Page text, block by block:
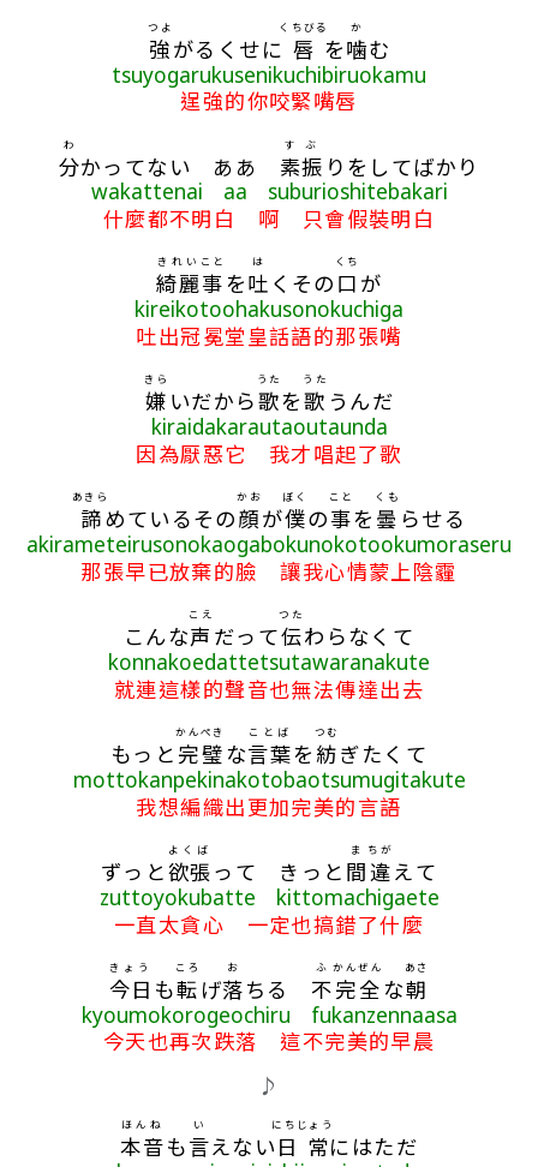
強
つよ
がるくせに 唇
くちびる
を噛
か
む
tsuyogarukusenikuchibiruokamu
逞強的你咬緊嘴唇
分
わ
かってない ああ 素振
すぶ
りをしてばかり
wakattenai aa suburioshitebakari
什麼都不明白 啊 只會假裝明白
綺麗
きれい
事
こと
を吐
は
くその 口
くち
が
kireikotoohakusonokuchiga
吐出冠冕堂皇話語的那張嘴
嫌
きら
いだから歌
うた
を歌
うた
うんだ
kiraidakarautaoutaunda
因為厭惡它 我才唱起了歌
諦
あきら
めているその顔
かお
が僕
ぼく
の事
こと
を 曇
くも
らせる
akirameteirusonokaogabokunokotookumoraseru
那張早已放棄的臉 讓我心情蒙上陰霾
こんな声
こえ
だって伝
つた
わらなくて
konnakoedattetsutawaranakute
就連這樣的聲音也無法傳達出去
もっと 完璧
かんぺき
な言葉
ことば
を 紡
つむ
ぎたくて
mottokanpekinakotobaotsumugitakute
我想編織出更加完美的言語
ずっと欲張
よくば
って きっと 間
ま
違
ちが
えて
zuttoyokubatte kittomachigaete
一直太貪心 一定也搞錯了什麼
今日
きょう
も転
ころ
げ落
お
ちる 不
ふ
完全
かんぜん
な朝
あさ
kyoumokorogeochiru fukanzennaasa
今天也再次跌落 這不完美的早晨
♪
本音
ほんね
も言
い
えない 日常
にちじょう
にはただ